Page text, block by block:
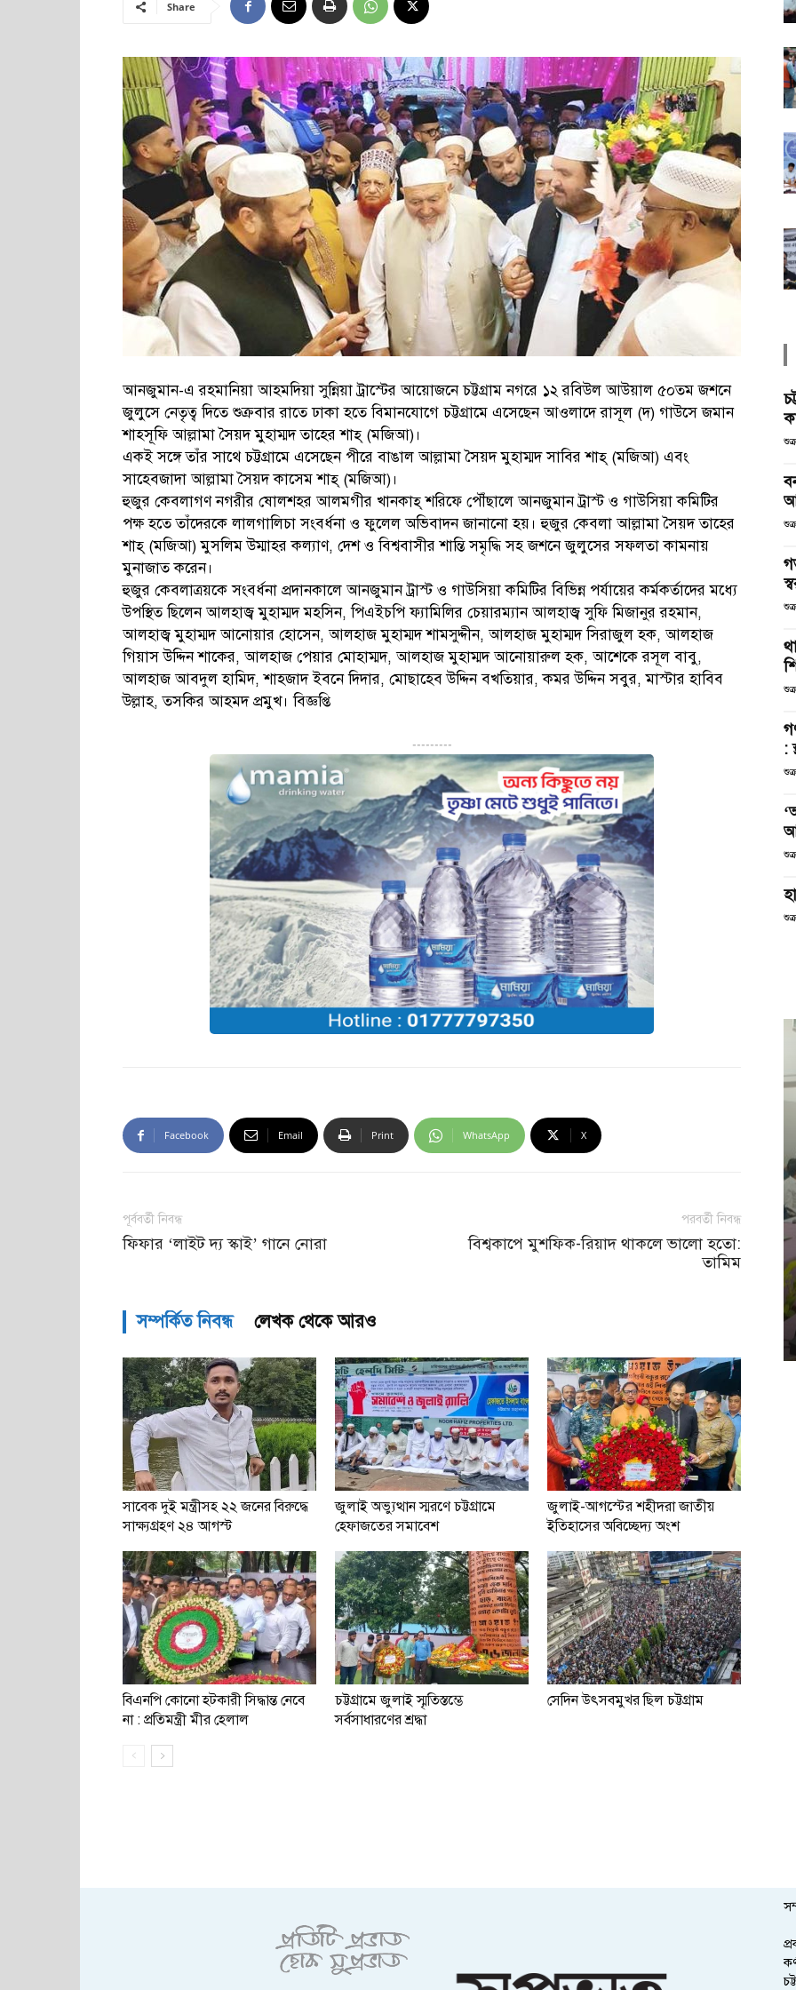
Share
আনজুমান-এ রহমানিয়া আহমদিয়া সুন্নিয়া ট্রাস্টের আয়োজনে চট্টগ্রাম নগরে ১২ রবিউল আউয়াল ৫০তম জশনে
জুলুসে নেতৃত্ব দিতে শুক্রবার রাতে ঢাকা হতে বিমানযোগে চট্টগ্রামে এসেছেন আওলাদে রাসূল (দ) গাউসে জমান
শাহ্সূফি আল্লামা সৈয়দ মুহাম্মদ তাহের শাহ্ (মজিআ)।
একই সঙ্গে তাঁর সাথে চট্টগ্রামে এসেছেন পীরে বাঙাল আল্লামা সৈয়দ মুহাম্মদ সাবির শাহ্ (মজিআ) এবং
সাহেবজাদা আল্লামা সৈয়দ কাসেম শাহ্ (মজিআ)।
হুজুর কেবলাগণ নগরীর ষোলশহর আলমগীর খানকাহ্ শরিফে পৌঁছালে আনজুমান ট্রাস্ট ও গাউসিয়া কমিটির
পক্ষ হতে তাঁদেরকে লালগালিচা সংবর্ধনা ও ফুলেল অভিবাদন জানানো হয়। হুজুর কেবলা আল্লামা সৈয়দ তাহের
শাহ্ (মজিআ) মুসলিম উম্মাহর কল্যাণ, দেশ ও বিশ্ববাসীর শান্তি সমৃদ্ধি সহ জশনে জুলুসের সফলতা কামনায়
মুনাজাত করেন।
হুজুর কেবলাত্রয়কে সংবর্ধনা প্রদানকালে আনজুমান ট্রাস্ট ও গাউসিয়া কমিটির বিভিন্ন পর্যায়ের কর্মকর্তাদের মধ্যে
উপস্থিত ছিলেন আলহাজ্ব মুহাম্মদ মহসিন, পিএইচপি ফ্যামিলির চেয়ারম্যান আলহাজ্ব সুফি মিজানুর রহমান,
আলহাজ্ব মুহাম্মদ আনোয়ার হোসেন, আলহাজ মুহাম্মদ শামসুদ্দীন, আলহাজ মুহাম্মদ সিরাজুল হক, আলহাজ
গিয়াস উদ্দিন শাকের, আলহাজ পেয়ার মোহাম্মদ, আলহাজ মুহাম্মদ আনোয়ারুল হক, আশেকে রসূল বাবু,
আলহাজ আবদুল হামিদ, শাহজাদ ইবনে দিদার, মোছাহেব উদ্দিন বখতিয়ার, কমর উদ্দিন সবুর, মাস্টার হাবিব
উল্লাহ, তসকির আহমদ প্রমুখ। বিজ্ঞপ্তি
---------
Facebook Email Print WhatsApp X
পূর্ববর্তী নিবন্ধ
ফিফার ‘লাইট দ্য স্কাই’ গানে নোরা
পরবর্তী নিবন্ধ
বিশ্বকাপে মুশফিক-রিয়াদ থাকলে ভালো হতো:
তামিম
সম্পর্কিত নিবন্ধ লেখক থেকে আরও
সাবেক দুই মন্ত্রীসহ ২২ জনের বিরুদ্ধে
সাক্ষ্যগ্রহণ ২৪ আগস্ট
জুলাই অভ্যুত্থান স্মরণে চট্টগ্রামে
হেফাজতের সমাবেশ
জুলাই-আগস্টের শহীদরা জাতীয়
ইতিহাসের অবিচ্ছেদ্য অংশ
বিএনপি কোনো হটকারী সিদ্ধান্ত নেবে
না : প্রতিমন্ত্রী মীর হেলাল
চট্টগ্রামে জুলাই স্মৃতিস্তম্ভে
সর্বসাধারণের শ্রদ্ধা
সেদিন উৎসবমুখর ছিল চট্টগ্রাম
: